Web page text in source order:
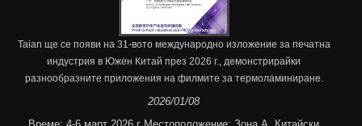
Taian ще се появи на 31-вото международно изложение за печатна
индустрия в Южен Китай през 2026 г., демонстрирайки
разнообразните приложения на филмите за термоламиниране.
2026/01/08